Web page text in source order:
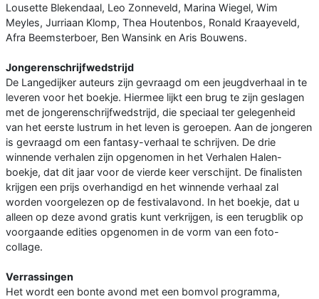
Lousette Blekendaal, Leo Zonneveld, Marina Wiegel, Wim
Meyles, Jurriaan Klomp, Thea Houtenbos, Ronald Kraayeveld,
Afra Beemsterboer, Ben Wansink en Aris Bouwens.
Jongerenschrijfwedstrijd
De Langedijker auteurs zijn gevraagd om een jeugdverhaal in te
leveren voor het boekje. Hiermee lijkt een brug te zijn geslagen
met de jongerenschrijfwedstrijd, die speciaal ter gelegenheid
van het eerste lustrum in het leven is geroepen. Aan de jongeren
is gevraagd om een fantasy-verhaal te schrijven. De drie
winnende verhalen zijn opgenomen in het Verhalen Halen-
boekje, dat dit jaar voor de vierde keer verschijnt. De finalisten
krijgen een prijs overhandigd en het winnende verhaal zal
worden voorgelezen op de festivalavond. In het boekje, dat u
alleen op deze avond gratis kunt verkrijgen, is een terugblik op
voorgaande edities opgenomen in de vorm van een foto-
collage.
Verrassingen
Het wordt een bonte avond met een bomvol programma,